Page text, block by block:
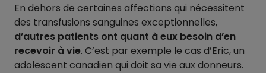
En dehors de certaines affections qui nécessitent
des transfusions sanguines exceptionnelles,
d’autres patients ont quant à eux besoin d’en
recevoir à vie. C’est par exemple le cas d’Eric, un
adolescent canadien qui doit sa vie aux donneurs.